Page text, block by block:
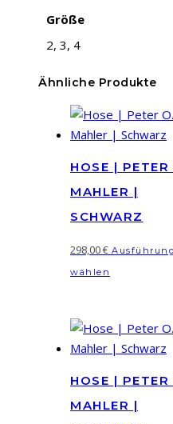
Größe
2, 3, 4
Ähnliche Produkte
HOSE | PETER
MAHLER |
SCHWARZ
298,00€ Ausführung
wählen
mehrere
Varianten
Die
Optionen
HOSE | PETER
MAHLER |